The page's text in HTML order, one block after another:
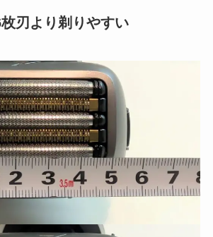
刃より剃りやすい